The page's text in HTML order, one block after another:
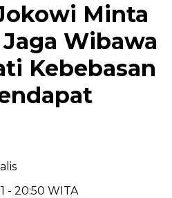
Minta
Wibawa
Kebebasan
- 20:50 WITA